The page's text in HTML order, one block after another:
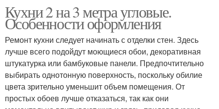
Кухни 2 на 3 метра угловые.
Особенности оформления
Ремонт кухни следует начинать с отделки стен. Здесь
лучше всего подойдут моющиеся обои, декоративная
штукатурка или бамбуковые панели. Предпочтительно
выбирать однотонную поверхность, поскольку обилие
цвета зрительно уменьшит объем помещения. От
простых обоев лучше отказаться, так как они